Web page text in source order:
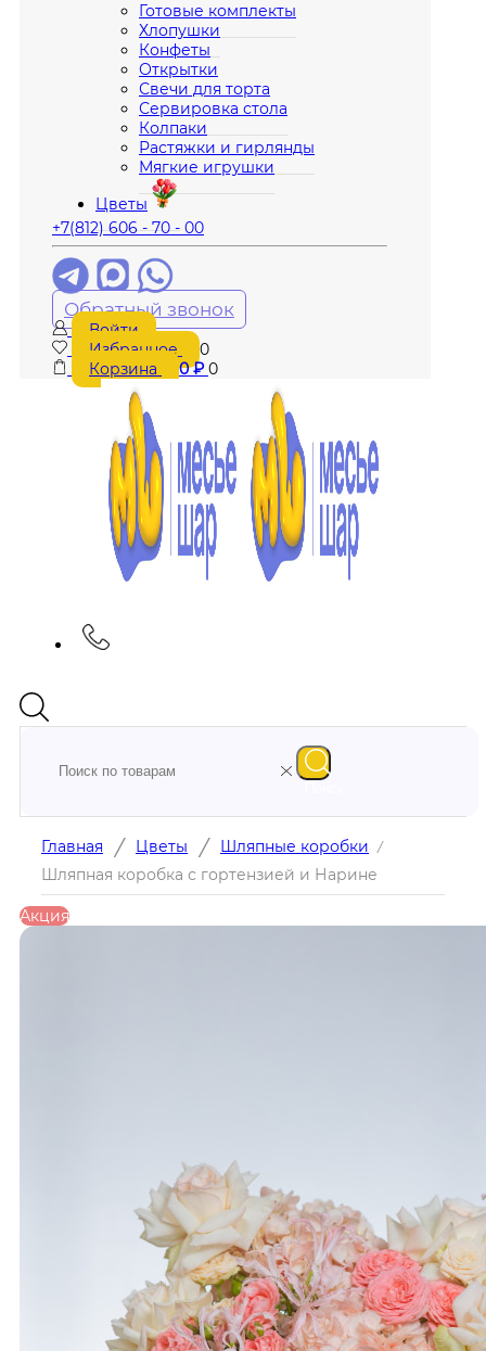
Готовые комплекты
Хлопушки
Конфеты
Открытки
Свечи для торта
Сервировка стола
Колпаки
Растяжки и гирлянды
Мягкие игрушки
Цветы
+7(812) 606 - 70 - 00
Обратный звонок
Войти
Избранное
0
Корзина
0₽ 0
Главная / Цветы / Шляпные коробки /
Шляпная коробка с гортензией и Нарине
Акция